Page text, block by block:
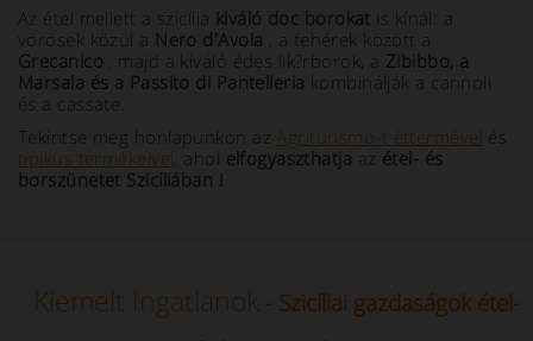
Az étel mellett a szicília kiváló doc borokat is kínál: a
vörösek közül a Nero d'Avola , a fehérek között a
Grecanico , majd a kiváló édes lik?rborok, a Zibibbo, a
Marsala és a Passito di Pantelleria kombinálják a cannoli
és a cassate.
Tekintse meg honlapunkon azAgriturismo-t éttermével és
tipikus termékeivel, ahol elfogyaszthatja az étel- és
borszünetet Szicíliában !
Kiemelt Ingatlanok- Szicíliai gazdaságok étel-